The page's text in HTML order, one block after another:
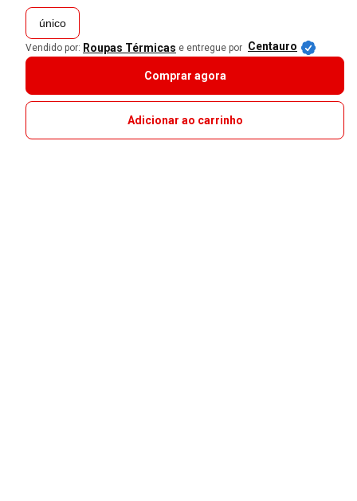
único
Vendido por: Roupas Térmicas e entregue por Centauro
Comprar agora
Adicionar ao carrinho